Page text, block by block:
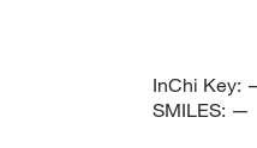
InChi Key:
SMILES: —